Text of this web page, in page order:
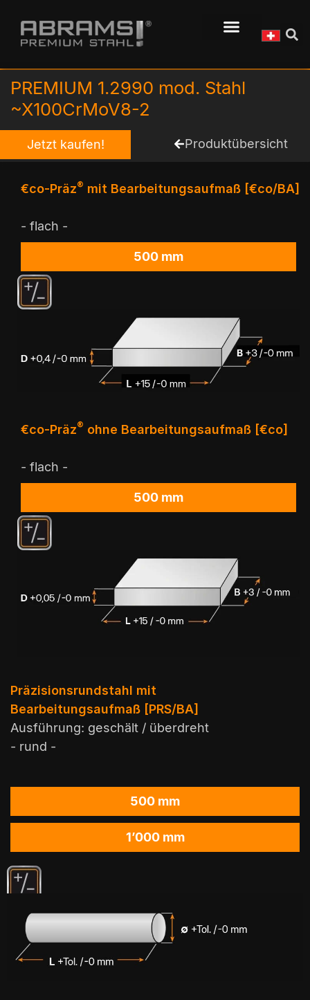
PREMIUM 1.2990 mod. Stahl
~X100CrMoV8-2
Produktübersicht
Jetzt kaufen!
€co-Präz® mit Bearbeitungsaufmaß [€co/BA]
- flach -
500 mm
€co-Präz® ohne Bearbeitungsaufmaß [€co]
- flach -
500 mm
Präzisionsrundstahl mit
Bearbeitungsaufmaß [PRS/BA]
Ausführung: geschält / überdreht
- rund -
500 mm
1’000 mm